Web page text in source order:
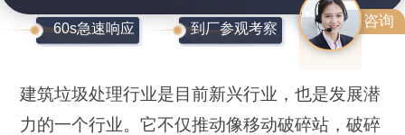
咨询
60s急速响应 到厂参观考察
建筑垃圾处理行业是目前新兴行业，也是发展潜
力的一个行业。它不仅推动像移动破碎站，破碎